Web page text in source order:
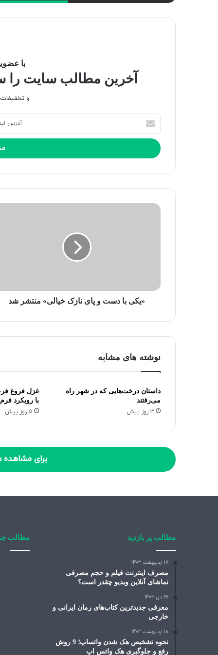
با
آخرین مطالب سایت را
و تخفیفات
س
ی
خ
ی
«یکی با دست و پای نازک خیالی» منتشر شد
نوشته های مشابه
داستان درخت‌هایی که در شهر راه
می‌رفتند
3 روز پیش
غزل فروغ
با رویکرد
5 روز پیش
برای مشاهده
مطالب پر بازدید
17 اردیبهشت 1403
مصرف اینترنت فیلم و حجم مصرفی
تماشای آنلاین ویدیو چقدر است؟
26 دی 1403
معرفی جدیدترین کتاب‌های رمان ایرانی و
خارجی
18 اردیبهشت 1403
نحوه تشخیص هک شدن واتساپ؛ 9 روش
رفع و جلوگیری هک واتس اپ
مطالب